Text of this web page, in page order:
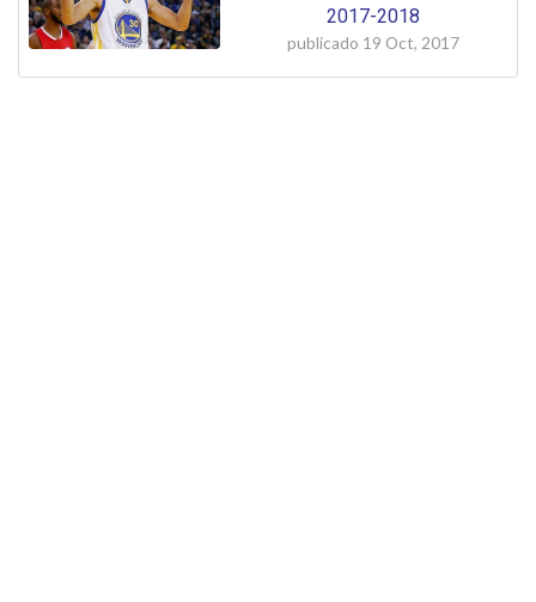
2017-2018
publicado 19 Oct, 2017